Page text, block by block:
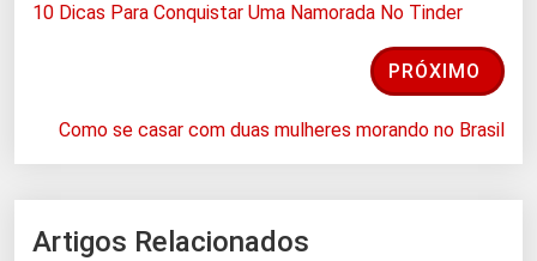
10 Dicas Para Conquistar Uma Namorada No Tinder
PRÓXIMO
Como se casar com duas mulheres morando no Brasil
Artigos Relacionados